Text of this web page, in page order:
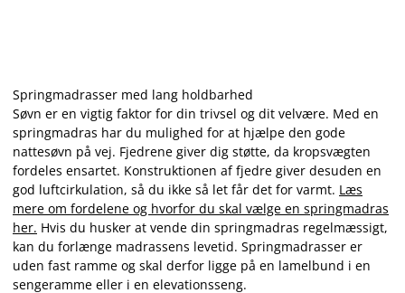
Springmadrasser med lang holdbarhed
Søvn er en vigtig faktor for din trivsel og dit velvære. Med en
springmadras har du mulighed for at hjælpe den gode
nattesøvn på vej. Fjedrene giver dig støtte, da kropsvægten
fordeles ensartet. Konstruktionen af fjedre giver desuden en
god luftcirkulation, så du ikke så let får det for varmt. Læs
mere om fordelene og hvorfor du skal vælge en springmadras
her. Hvis du husker at vende din springmadras regelmæssigt,
kan du forlænge madrassens levetid. Springmadrasser er
uden fast ramme og skal derfor ligge på en lamelbund i en
sengeramme eller i en elevationsseng.